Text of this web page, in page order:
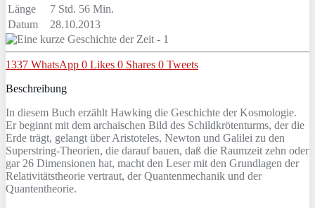
Länge
7 Std. 56 Min.
Datum
28.10.2013
1337 WhatsApp 0 Likes 0 Shares 0 Tweets
Beschreibung
In diesem Buch erzählt Hawking die Geschichte der Kosmologie.
Er beginnt mit dem archaischen Bild des Schildkrötenturms, der die
Erde trägt, gelangt über Aristoteles, Newton und Galilei zu den
Superstring-Theorien, die darauf bauen, daß die Raumzeit zehn oder
gar 26 Dimensionen hat, macht den Leser mit den Grundlagen der
Relativitätstheorie vertraut, der Quantenmechanik und der
Quantentheorie.